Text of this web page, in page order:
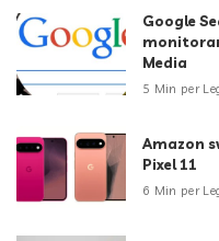
Google
Media
5 Min per
Amazon
Pixel 11
6 Min per